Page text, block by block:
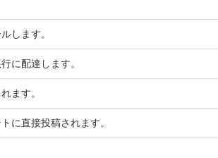
します。
に配達します。
ます。
に直接投稿されます。